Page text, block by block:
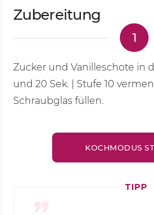
Zubereitung
1
Zucker und Vanilleschote in
und 20 Sek. | Stufe 10
Schraubglas füllen.
KOCHMODUS
TIPP